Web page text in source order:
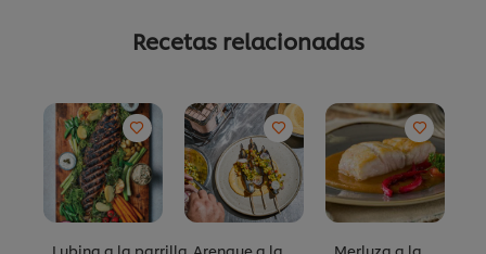
Recetas relacionadas
Lubina a la parrilla Arenque a la
Merluza a la